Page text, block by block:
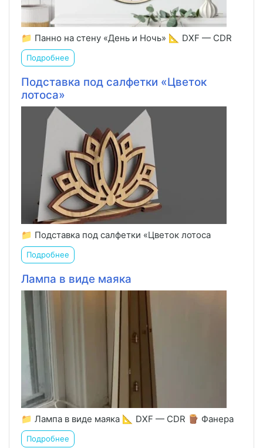
📁 Панно на стену «День и Ночь» 📐 DXF — CDR
Подробнее
Подставка под салфетки «Цветок
лотоса»
📁 Подставка под салфетки «Цветок лотоса
Подробнее
Лампа в виде маяка
📁 Лампа в виде маяка 📐 DXF — CDR 🪵 Фанера
Подробнее